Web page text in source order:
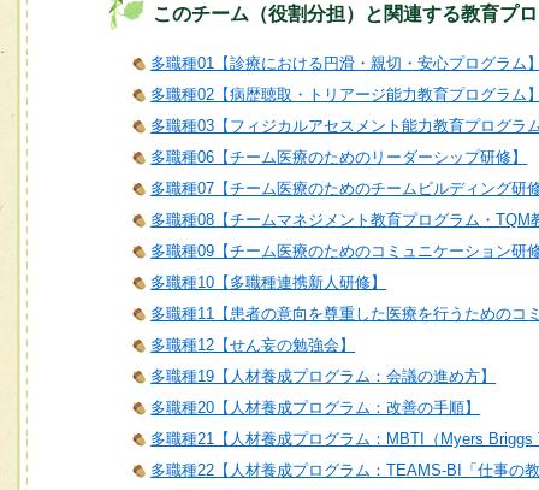
このチーム（役割分担）と関連する教育プ
多職種01【診療における円滑・親切・安心プログラム
多職種02【病歴聴取・トリアージ能力教育プログラム
多職種03【フィジカルアセスメント能力教育プログラ
多職種06【チーム医療のためのリーダーシップ研修】
多職種07【チーム医療のためのチームビルディング研
多職種08【チームマネジメント教育プログラム・TQM
多職種09【チーム医療のためのコミュニケーション研
多職種10【多職種連携新人研修】
多職種11【患者の意向を尊重した医療を行うためのコ
多職種12【せん妄の勉強会】
多職種19【人材養成プログラム：会議の進め方】
多職種20【人材養成プログラム：改善の手順】
多職種21【人材養成プログラム：MBTI（Myers
多職種22【人材養成プログラム：TEAMS-BI「仕事の